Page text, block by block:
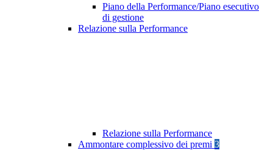
Piano della Performance/Piano esecutivo
di gestione
Relazione sulla Performance
Relazione sulla Performance
Ammontare complessivo dei premi 3